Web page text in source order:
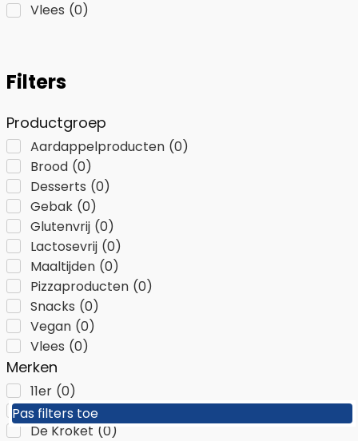
Vlees (0)
Pas filters toe
Filters
Productgroep
Aardappelproducten (0)
Brood (0)
Desserts (0)
Gebak (0)
Glutenvrij (0)
Lactosevrij (0)
Maaltijden (0)
Pizzaproducten (0)
Snacks (0)
Vegan (0)
Vlees (0)
Merken
11er (0)
A Dynamite Company
De Kroket (0)
Pas filters toe